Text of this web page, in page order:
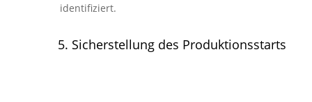
identifiziert.
5. Sicherstellung des Produktionsstarts